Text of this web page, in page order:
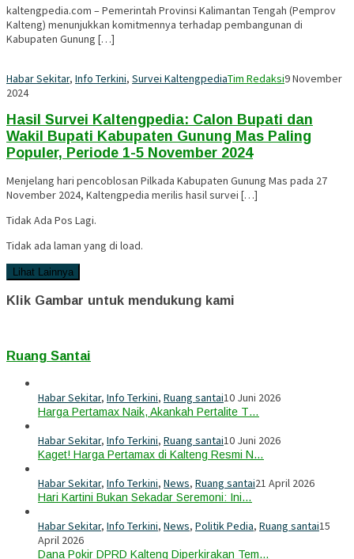
kaltengpedia.com – Pemerintah Provinsi Kalimantan Tengah (Pemprov
Kalteng) menunjukkan komitmennya terhadap pembangunan di
Kabupaten Gunung […]
Habar Sekitar, Info Terkini, Survei KaltengpediaTim Redaksi9 November
2024
Hasil Survei Kaltengpedia: Calon Bupati dan
Wakil Bupati Kabupaten Gunung Mas Paling
Populer, Periode 1-5 November 2024
Menjelang hari pencoblosan Pilkada Kabupaten Gunung Mas pada 27
November 2024, Kaltengpedia merilis hasil survei […]
Tidak Ada Pos Lagi.
Tidak ada laman yang di load.
Lihat Lainnya
Klik Gambar untuk mendukung kami
Ruang Santai
Habar Sekitar, Info Terkini, Ruang santai10 Juni 2026
Harga Pertamax Naik, Akankah Pertalite T…
Habar Sekitar, Info Terkini, Ruang santai10 Juni 2026
Kaget! Harga Pertamax di Kalteng Resmi N…
Habar Sekitar, Info Terkini, News, Ruang santai21 April 2026
Hari Kartini Bukan Sekadar Seremoni: Ini…
Habar Sekitar, Info Terkini, News, Politik Pedia, Ruang santai15
April 2026
Dana Pokir DPRD Kalteng Diperkirakan Tem…